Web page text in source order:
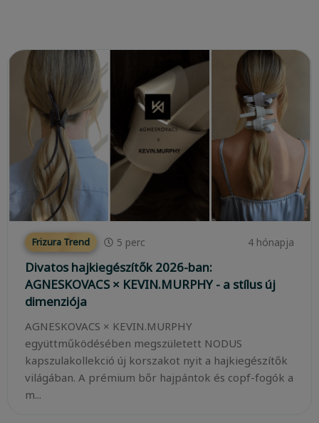
Frizura Trend 5 perc 4 hónapja
Divatos hajkiegészítők 2026-ban:
AGNESKOVACS × KEVIN.MURPHY - a stílus új
dimenziója
AGNESKOVACS × KEVIN.MURPHY
együttműködésében megszületett NODUS
kapszulakollekció új korszakot nyit a hajkiegészítők
világában. A prémium bőr hajpántok és copf-fogók a
m...